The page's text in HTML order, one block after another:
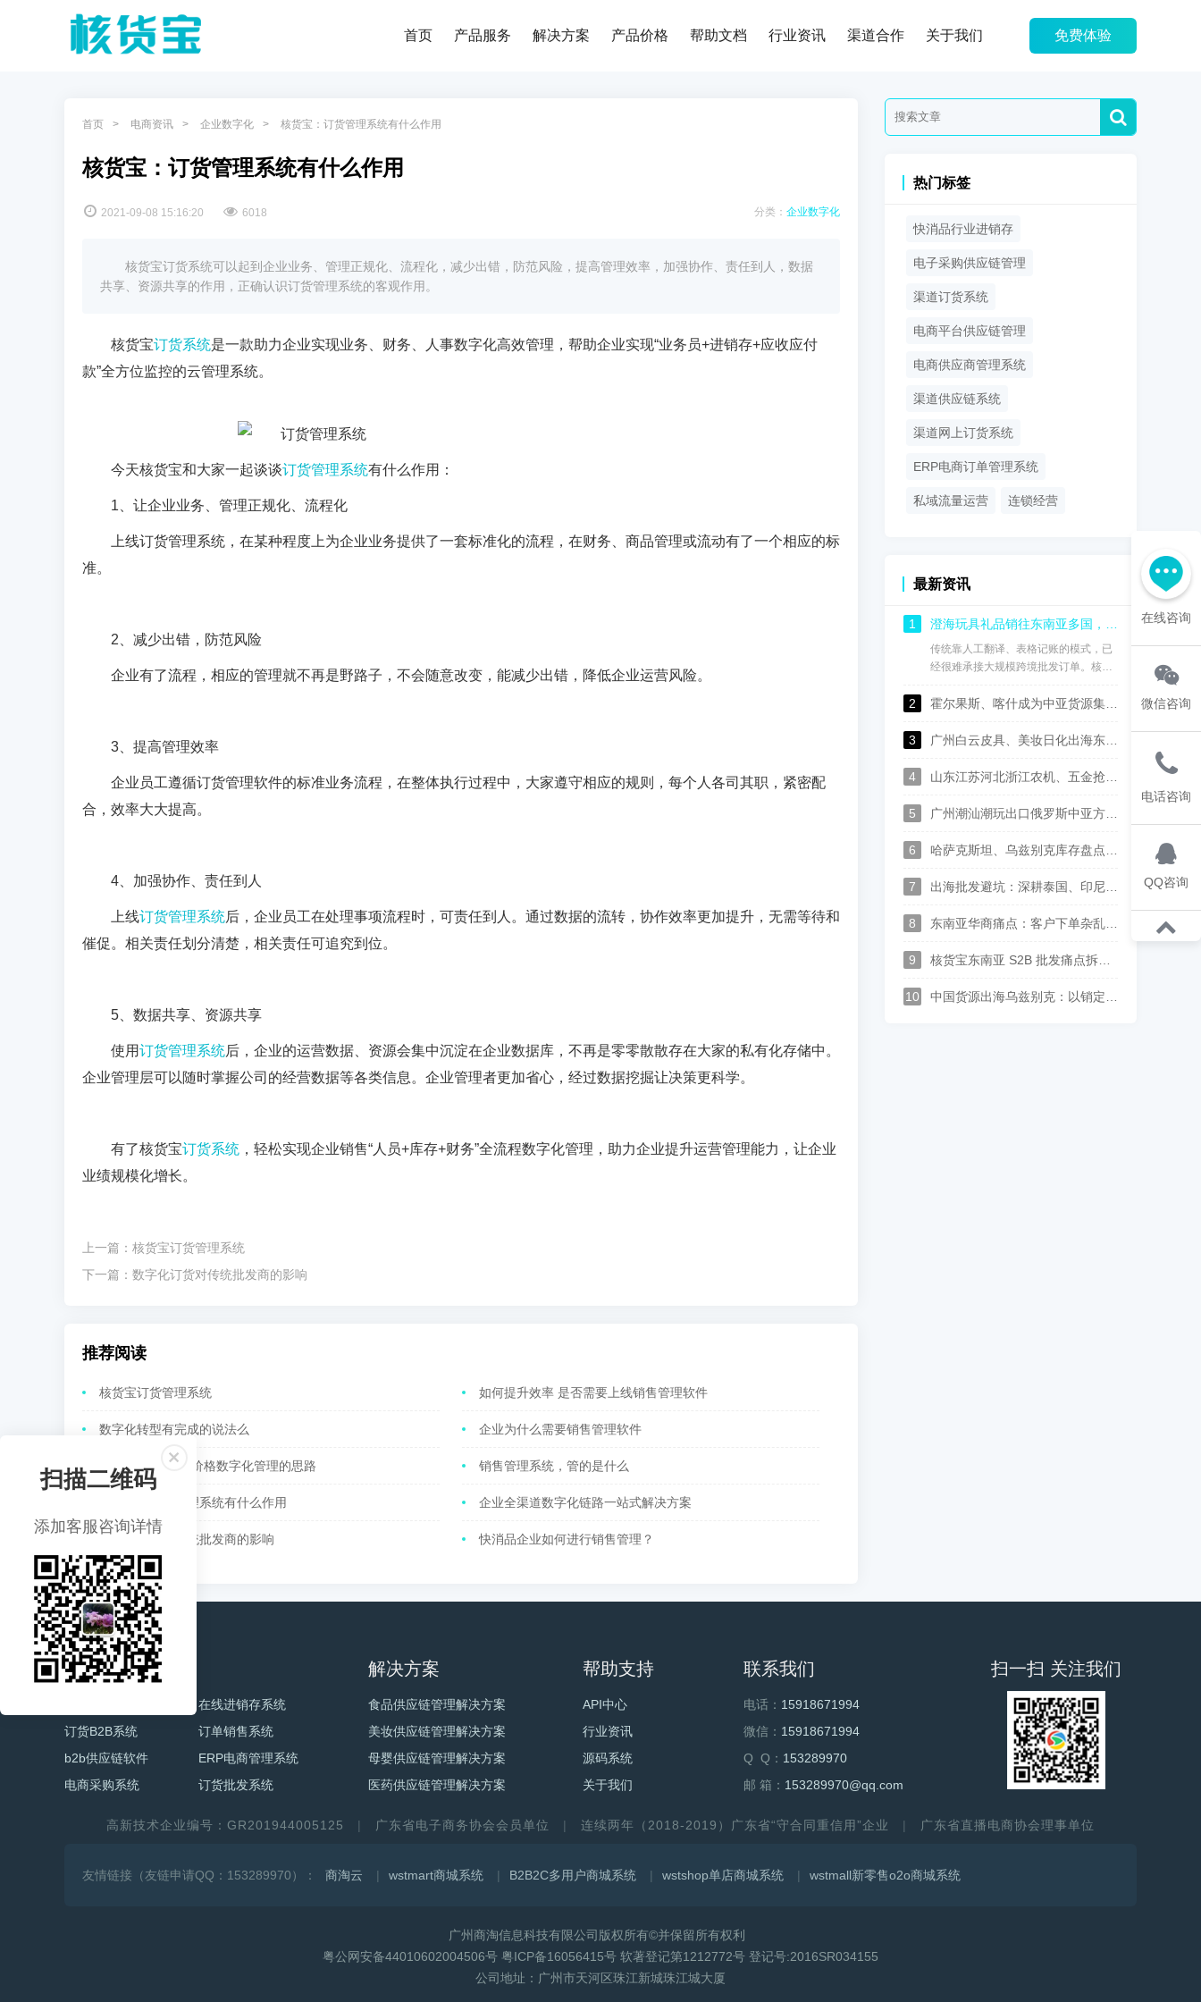
免费体验
首页 产品服务 解决方案 产品价格 帮助文档 行业资讯 渠道合作 关于我们
首页 电商资讯 企业数字化 核货宝：订货管理系统有什么作用
核货宝：订货管理系统有什么作用
2021-09-08 15:16:20 6018 分类： 企业数字化
核货宝订货系统可以起到企业业务、管理正规化、流程化，减少出错，防范风险，提高管理效率，加强协作、责任到人，数据
共享、资源共享的作用，正确认识订货管理系统的客观作用。
核货宝订货系统是一款助力企业实现业务、财务、人事数字化高效管理，帮助企业实现“业务员+进销存+应收应付
款”全方位监控的云管理系统。
今天核货宝和大家一起谈谈订货管理系统有什么作用：
1 、让企业业务、管理正规化、流程化
上线订货管理系统，在某种程度上为企业业务提供了一套标准化的流程，在财务、商品管理或流动有了一个相应的标
准。
2 、减少出错，防范风险
企业有了流程，相应的管理就不再是野路子，不会随意改变，能减少出错，降低企业运营风险。
3 、提高管理效率
企业员工遵循订货管理软件的标准业务流程，在整体执行过程中，大家遵守相应的规则，每个人各司其职，紧密配
合，效率大大提高。
4 、加强协作、责任到人
上线订货管理系统后，企业员工在处理事项流程时，可责任到人。通过数据的流转，协作效率更加提升，无需等待和
催促。相关责任划分清楚，相关责任可追究到位。
5 、数据共享、资源共享
使用订货管理系统后，企业的运营数据、资源会集中沉淀在企业数据库，不再是零零散散存在大家的私有化存储中。
企业管理层可以随时掌握公司的经营数据等各类信息。企业管理者更加省心，经过数据挖掘让决策更科学。
有了核货宝订货系统 ，轻松实现企业销售“人员+库存+财务”全流程数字化管理，助力企业提升运营管理能力，让企业
业绩规模化增长。
上一篇： 核货宝订货管理系统
下一篇： 数字化订货对传统批发商的影响
推荐阅读
核货宝订货管理系统
数字化转型有完成的说法么
渠道管理-经销商价格数字化管理的思路
核货宝：订货管理系统有什么作用
数字化订货对传统批发商的影响
如何提升效率 是否需要上线销售管理软件
企业为什么需要销售管理软件
销售管理系统，管的是什么
企业全渠道数字化链路一站式解决方案
快消品企业如何进行销售管理？
热门标签
快消品行业进销存
电子采购供应链管理
渠道订货系统
电商平台供应链管理
电商供应商管理系统
渠道供应链系统
渠道网上订货系统
ERP电商订单管理系统
私域流量运营 连锁经营
最新资讯
1 澄海玩具礼品销往东南亚多国，核货宝中英泰印尼马来语供应链批发系统实现订单高效协同管理
传统靠人工翻译、表格记账的模式，已
经很难承接大规模跨境批发订单。核货
发系统，针对澄海玩具礼品出海东南亚
总仓‑东南亚多国本地经销商‑线下门店”
言接单、多仓库存、订单协同、渠道管
外贸企业实现订单高效协同管理，降本
2 霍尔果斯、喀什成为中亚货源集散枢纽，核货宝中俄哈乌兹语供应链系统实现国内仓与海外仓数据互通
3 广州白云皮具、美妆日化出海东南亚：核货宝中英泰印尼中英泰印尼语供应链订货系统，实现渠道数字化管控
4 山东江苏河北浙江农机、五金抢抓中亚出口机遇，核货宝中俄哈乌兹语S2B2B供应链系统助力批发企业数字化转型
5 广州潮汕潮玩出口俄罗斯中亚方案：核货宝中俄哈语供应链批发系统赋能玩具行业数字化运营
6 哈萨克斯坦、乌兹别克库存盘点太麻烦？这套中俄哈语进销存，广州佛山可上门演示
7 出海批发避坑：深耕泰国、印尼、中亚华商，一套中英泰马来印尼俄哈语供应链系统打通跨境分销
8 东南亚华商痛点：客户下单杂乱、语言沟通难？多语言 S2B2B 订货系统解决方案
9 核货宝东南亚 S2B 批发痛点拆解--上游供应商对账、供货、履约实现全链路数字化
10 中国货源出海乌兹别克：以销定采中亚供应链落地，批发订单自动转采购、多供应商整单集货方案
在线咨询
微信咨询
电话咨询
QQ咨询
扫描二维码
添加客服咨询详情
电商产品
在线进销存系统
订货B2B系统
订单销售系统
b2b供应链软件
ERP电商管理系统
电商采购系统
订货批发系统
解决方案
食品供应链管理解决方案
美妆供应链管理解决方案
母婴供应链管理解决方案
医药供应链管理解决方案
帮助支持
API中心
行业资讯
源码系统
关于我们
联系我们
电话： 15918671994
微信： 15918671994
Q Q： 153289970
邮 箱： 153289970@qq.com
扫一扫 关注我们
高新技术企业编号：GR201944005125 广东省电子商务协会会员单位 连续两年（2018-2019）广东省“守合同重信用”企业 广东省直播电商协会理事单位
友情链接（友链申请QQ：153289970）： 商淘云 wstmart商城系统 B2B2C多用户商城系统 wstshop单店商城系统 wstmall新零售o2o商城系统
广州商淘信息科技有限公司版权所有©并保留所有权利
粤公网安备44010602004506号 粤ICP备16056415号 软著登记第1212772号 登记号:2016SR034155
公司地址：广州市天河区珠江新城珠江城大厦